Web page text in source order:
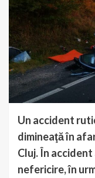
Un accident
dimineaţă în
Cluj. În
nefericire, în